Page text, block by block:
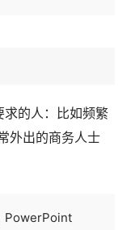
求的人：比如频繁
外出的商务人士
PowerPoint